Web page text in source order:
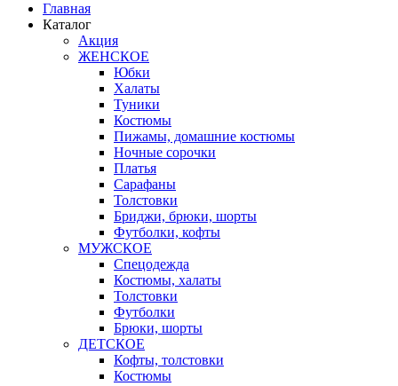
Главная
Каталог
Акция
ЖЕНСКОЕ
Юбки
Халаты
Туники
Костюмы
Пижамы, домашние костюмы
Ночные сорочки
Платья
Сарафаны
Толстовки
Бриджи, брюки, шорты
Футболки, кофты
МУЖСКОЕ
Спецодежда
Костюмы, халаты
Толстовки
Футболки
Брюки, шорты
ДЕТСКОЕ
Кофты, толстовки
Костюмы